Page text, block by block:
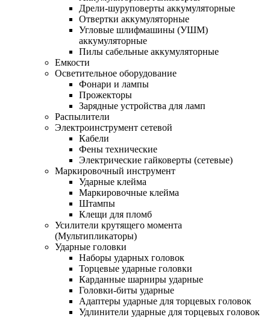
Дрели-шуруповерты аккумуляторные
Отвертки аккумуляторные
Угловые шлифмашины (УШМ)
аккумуляторные
Пилы сабельные аккумуляторные
Емкости
Осветительное оборудование
Фонари и лампы
Прожекторы
Зарядные устройства для ламп
Распылители
Электроинструмент сетевой
Кабели
Фены технические
Электрические гайковерты (сетевые)
Маркировочный инструмент
Ударные клейма
Маркировочные клейма
Штампы
Клещи для пломб
Усилители крутящего момента
(Мультипликаторы)
Ударные головки
Наборы ударных головок
Торцевые ударные головки
Карданные шарниры ударные
Головки-биты ударные
Адаптеры ударные для торцевых головок
Удлинители ударные для торцевых головок